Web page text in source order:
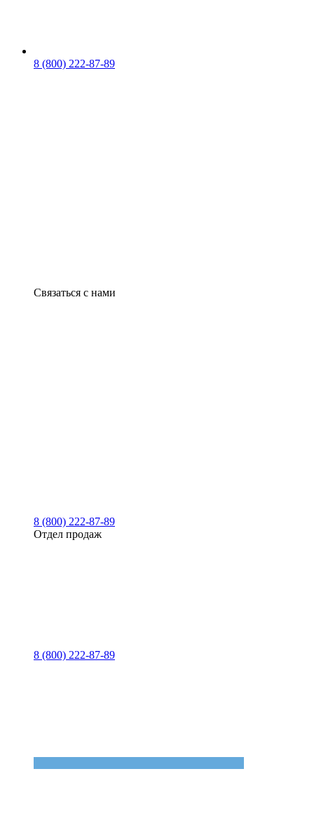
8 (800) 222-87-89
Связаться с нами
8 (800) 222-87-89
Отдел продаж
8 (800) 222-87-89